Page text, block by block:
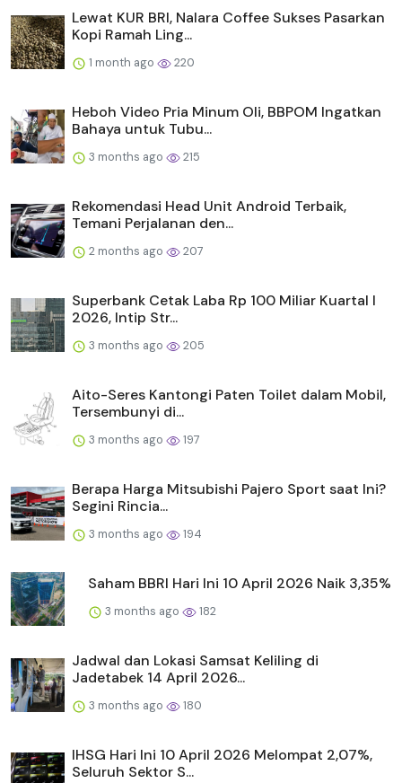
Lewat KUR BRI, Nalara Coffee Sukses Pasarkan
Kopi Ramah Ling...
1 month ago 220
Heboh Video Pria Minum Oli, BBPOM Ingatkan
Bahaya untuk Tubu...
3 months ago 215
Rekomendasi Head Unit Android Terbaik,
Temani Perjalanan den...
2 months ago 207
Superbank Cetak Laba Rp 100 Miliar Kuartal I
2026, Intip Str...
3 months ago 205
Aito-Seres Kantongi Paten Toilet dalam Mobil,
Tersembunyi di...
3 months ago 197
Berapa Harga Mitsubishi Pajero Sport saat Ini?
Segini Rincia...
3 months ago 194
Saham BBRI Hari Ini 10 April 2026 Naik 3,35%
3 months ago 182
Jadwal dan Lokasi Samsat Keliling di
Jadetabek 14 April 2026...
3 months ago 180
IHSG Hari Ini 10 April 2026 Melompat 2,07%,
Seluruh Sektor S...